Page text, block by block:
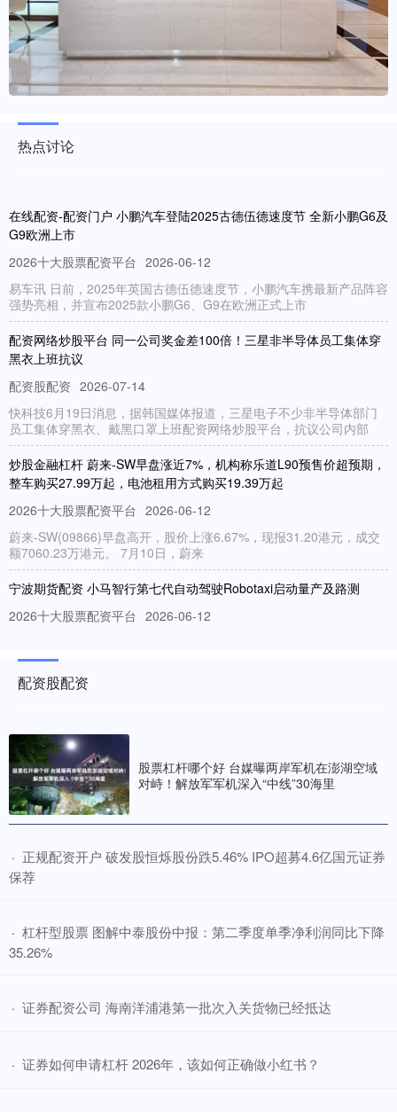
热点讨论
在线配资-配资门户 小鹏汽车登陆2025古德伍德速度节 全新小鹏G6及
G9欧洲上市
2026十大股票配资平台 2026-06-12
易车讯 日前，2025年英国古德伍德速度节，小鹏汽车携最新产品阵容
强势亮相，并宣布2025款小鹏G6、G9在欧洲正式上市
配资网络炒股平台 同一公司奖金差100倍！三星非半导体员工集体穿
黑衣上班抗议
配资股配资 2026-07-14
快科技6月19日消息，据韩国媒体报道，三星电子不少非半导体部门
员工集体穿黑衣、戴黑口罩上班配资网络炒股平台，抗议公司内部
炒股金融杠杆 蔚来-SW早盘涨近7%，机构称乐道L90预售价超预期，
整车购买27.99万起，电池租用方式购买19.39万起
2026十大股票配资平台 2026-06-12
蔚来-SW(09866)早盘高开，股价上涨6.67%，现报31.20港元，成交
额7060.23万港元。 7月10日，蔚来
宁波期货配资 小马智行第七代自动驾驶Robotaxi启动量产及路测
2026十大股票配资平台 2026-06-12
尔法T5 Robotaxi在深圳开启道路测试。继广汽埃安霸
股票融资条件 2026款启辰VX6将于7月15日上市 换装启辰鲁班电池
2026十大股票配资平台
易车讯 7月14日，启辰宣布2026款将于7月15日上市。作为年度改款
车型，新车主要在配置和动力电池上进行了调整升级。
配资股配资
股票杠杆哪个好 台媒曝两岸军机在澎湖空域
对峙！解放军军机深入“中线”30海里
· ​正规配资开户 破发股恒烁股份跌5.46% IPO超募4.6亿国元证券
保荐
· ​杠杆型股票 图解中泰股份中报：第二季度单季净利润同比下降
35.26%
· ​证券配资公司 海南洋浦港第一批次入关货物已经抵达
· ​证券如何申请杠杆 2026年，该如何正确做小红书？